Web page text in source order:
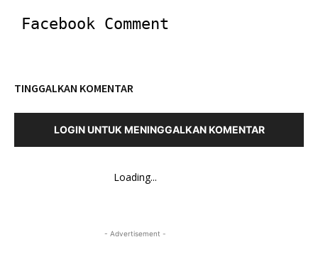
Facebook Comment
TINGGALKAN KOMENTAR
LOGIN UNTUK MENINGGALKAN KOMENTAR
Loading...
- Advertisement -